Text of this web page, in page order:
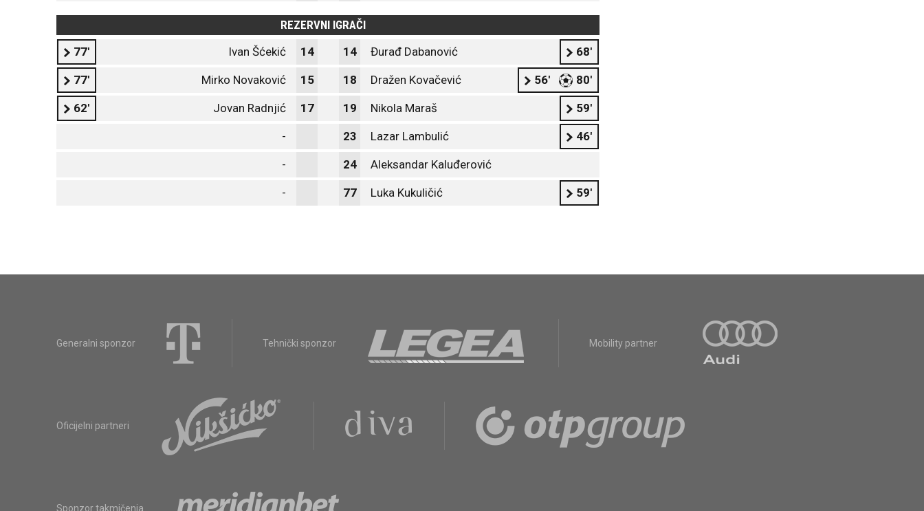
REZERVNI IGRAČI
77'
Ivan Šćekić 14 14 Đurađ Dabanović 68'
77' Mirko Novaković 15 18 Dražen Kovačević 56' 80'
62' Jovan Radnjić 17 19 Nikola Maraš 59'
- 23 Lazar Lambulić 46'
- 24 Aleksandar Kaluđerović
- 77 Luka Kukuličić 59'
Generalni sponzor Tehnički sponzor Mobility partner
Oficijelni partneri
Sponzor takmičenja